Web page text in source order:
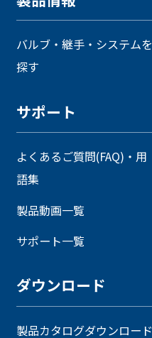
バルブ・継手・システムを
探す
サポート
よくあるご質問(FAQ)・用
語集
製品動画一覧
サポート一覧
ダウンロード
製品カタログダウンロード